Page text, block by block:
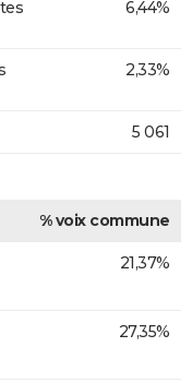
6,44%
2,33%
5 061
% voix commune
21,37%
27,35%